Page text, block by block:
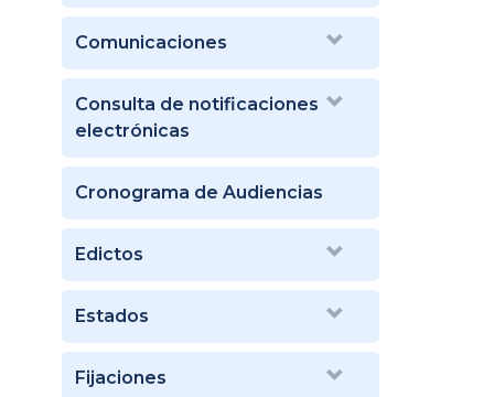
Comunicaciones
Consulta de notificaciones
electrónicas
Cronograma de Audiencias
Edictos
Estados
Fijaciones